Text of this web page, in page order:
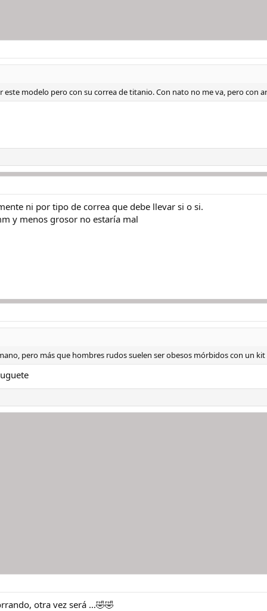
modelo pero con su correa de titanio. Con nato no me va, pero con
ni por tipo de correa que debe llevar si o si.
y menos grosor no estaría mal
pero más que hombres rudos suelen ser obesos mórbidos con un
otra vez será …🤣🤣